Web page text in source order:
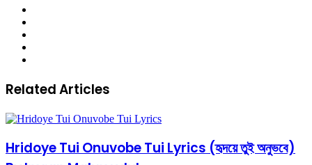
Related Articles
Hridoye Tui Onuvobe Tui Lyrics (হৃদয়ে তুই অনুভবে)